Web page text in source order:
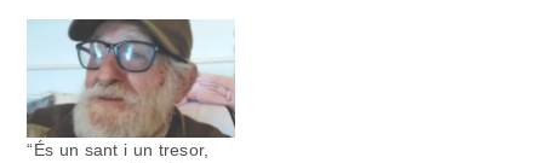
taula rodona que
l’excapellà i escriptor va
compartir amb el també
literat Bernat Nadal…
“És un sant i un tresor,